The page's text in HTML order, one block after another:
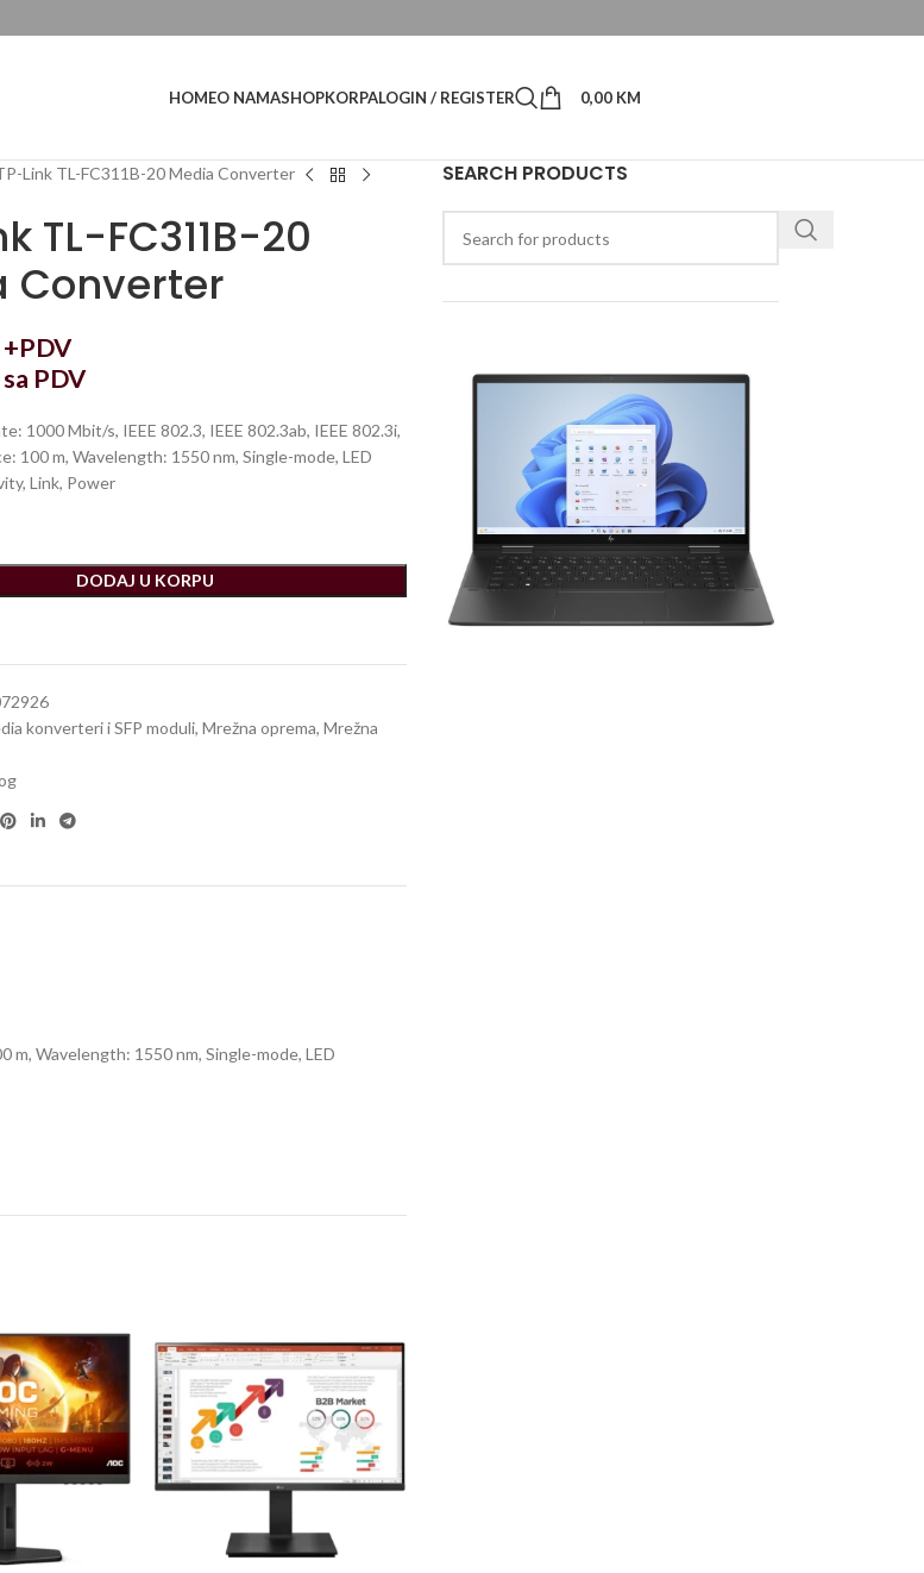
HOMEO NAMASHOPKORPALOGIN / REGISTER 0,00 KM
Link TL-FC311B-20 Media Converter
TL-FC311B-20
Converter
+PDV
sa PDV
1000 Mbit/s, IEEE 802.3, IEEE 802.3ab, IEEE 802.3i,
100 m, Wavelength: 1550 nm, Single-mode, LED
Link, Power
DODAJ U KORPU
konverteri i SFP moduli, Mrežna oprema, Mrežna
m, Wavelength: 1550 nm, Single-mode, LED
SEARCH PRODUCTS